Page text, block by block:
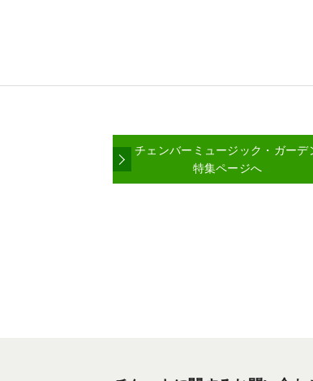
チェンバーミュージック・ガーデ
特集ページへ